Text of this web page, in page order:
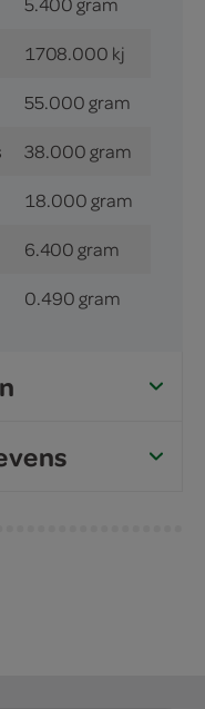
1708.000 kj
55.000 gram
38.000 gram
18.000 gram
6.400 gram
0.490 gram